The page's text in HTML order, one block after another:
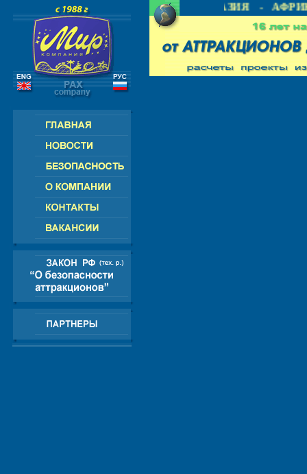
СНГ - ЕВРОПА - АМЕРИКА - АЗИЯ -